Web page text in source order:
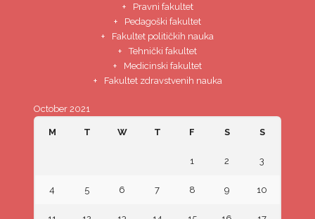
Pravni fakultet
Pedagoški fakultet
Fakultet političkih nauka
Tehnički fakultet
Medicinski fakultet
Fakultet zdravstvenih nauka
October 2021
M T W T F S S
1 2 3
4 5 6 7 8 9 10